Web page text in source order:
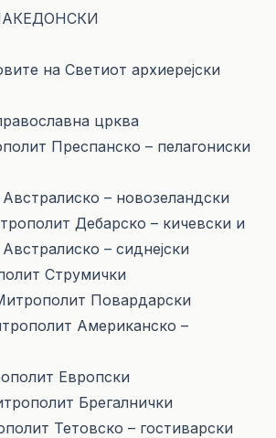
на Светиот архиерејски
црква
Преспанско – пелагониски
– новозеландски
Дебарско – кичевски и
– сиднејски
Струмички
Повардарски
Американско –
Европски
Брегалнички
Тетовско – гостиварски